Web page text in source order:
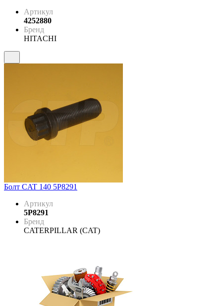
Артикул
4252880
Бренд
HITACHI
Болт CAT 140 5P8291
Артикул
5P8291
Бренд
CATERPILLAR (CAT)